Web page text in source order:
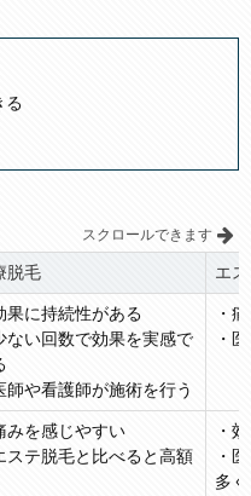
る
スクロールできます
脱毛 エ
果に持続性がある
ない回数で効果を実感で
師や看護師が施術を行う
・
・
みを感じやすい
ステ脱毛と比べると高額
・
・
多